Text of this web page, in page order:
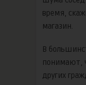
время,
магазин.
В
понимают,
других